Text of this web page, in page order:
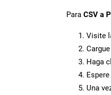
Para CSV a
Visite
Haga
Una